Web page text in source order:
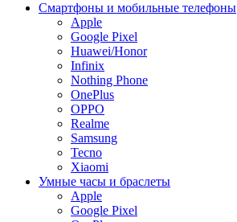
Смартфоны и мобильные телефоны
Apple
Google Pixel
Huawei/Honor
Infinix
Nothing Phone
OnePlus
OPPO
Realme
Samsung
Tecno
Xiaomi
Умные часы и браслеты
Apple
Google Pixel